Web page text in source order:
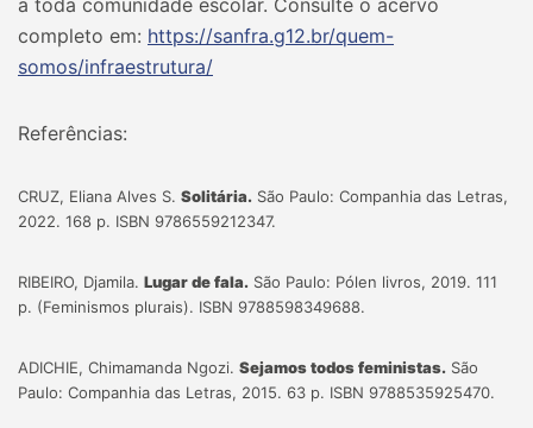
a toda comunidade escolar. Consulte o acervo
completo em: https://sanfra.g12.br/quem-
somos/infraestrutura/
Referências:
CRUZ, Eliana Alves S. Solitária. São Paulo: Companhia das Letras,
2022. 168 p. ISBN 9786559212347.
RIBEIRO, Djamila. Lugar de fala. São Paulo: Pólen livros, 2019. 111
p. (Feminismos plurais). ISBN 9788598349688.
ADICHIE, Chimamanda Ngozi. Sejamos todos feministas. São
Paulo: Companhia das Letras, 2015. 63 p. ISBN 9788535925470.